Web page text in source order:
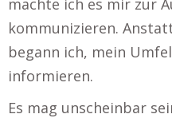
machte ich es mir zur
kommunizieren.
begann ich, mein
informieren.
Es mag unscheinbar